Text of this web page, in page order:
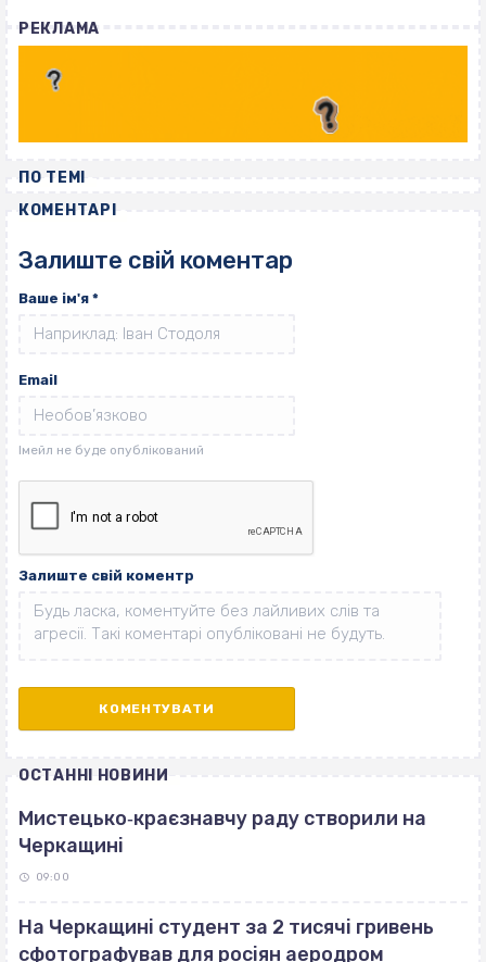
РЕКЛАМА
ПО ТЕМІ
КОМЕНТАРІ
Залиште свій коментар
Ваше ім'я *
Email
Залиште свій коментр
ОСТАННІ НОВИНИ
Мистецько‐краєзнавчу раду створили на
Черкащині
09:00
На Черкащині студент за 2 тисячі гривень
сфотографував для росіян аеродром